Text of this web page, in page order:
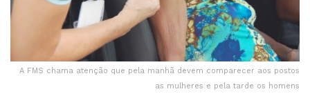
A FMS chama atenção que pela manhã devem comparecer aos postos
as mulheres e pela tarde os homens